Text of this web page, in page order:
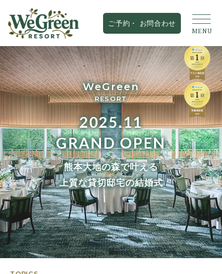
WeGreen
RESORT
2025.11
GRAND OPEN
熊本大地の森で叶える
上質な貸切邸宅の結婚式